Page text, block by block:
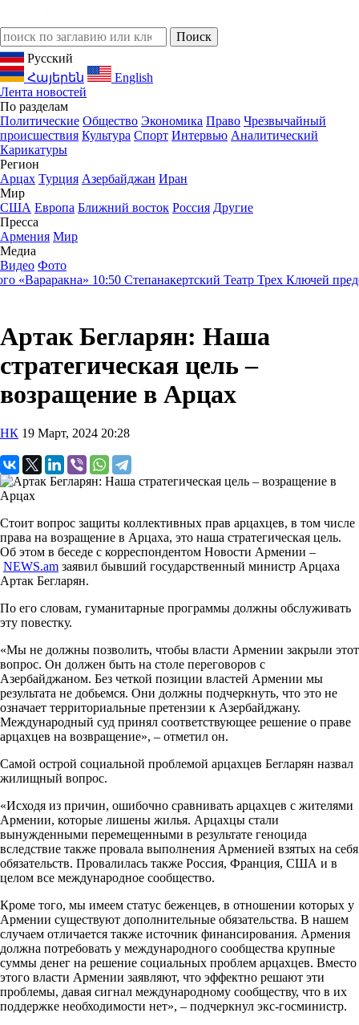
Русский
Հայերեն
English
Лента новостей
По разделам
Политические Общество Экономика Право Чрезвычайный
происшествия Культура Спорт Интервью Аналитический
Карикатуры
Регион
Арцах Турция Азербайджан Иран
Мир
США Европа Ближний восток Россия Другие
Пресса
Армения Мир
Медиа
Видео Фото
10:50Степанакертский Театр Трех Ключей
Артак Бегларян: Наша
стратегическая цель –
возращение в Арцах
НК 19 Март, 2024 20:28
Стоит вопрос защиты коллективных прав арцахцев, в том числе
права на возращение в Арцаха, это наша стратегическая цель.
Об этом в беседе с корреспондентом Новости Армении –
NEWS.am заявил бывший государственный министр Арцаха
Артак Бегларян.
По его словам, гуманитарные программы должны обслуживать
эту повестку.
«Мы не должны позволить, чтобы власти Армении закрыли этот
вопрос. Он должен быть на столе переговоров с
Азербайджаном. Без четкой позиции властей Армении мы
результата не добьемся. Они должны подчеркнуть, что это не
означает территориальные претензии к Азербайджану.
Международный суд принял соответствующее решение о праве
арцахцев на возвращение», – отметил он.
Самой острой социальной проблемой арцахцев Бегларян назвал
жилищный вопрос.
«Исходя из причин, ошибочно сравнивать арцахцев с жителями
Армении, которые лишены жилья. Арцахцы стали
вынужденными перемещенными в результате геноцида
вследствие также провала выполнения Арменией взятых на себя
обязательств. Провалилась также Россия, Франция, США и в
целом все международное сообщество.
Кроме того, мы имеем статус беженцев, в отношении которых у
Армении существуют дополнительные обязательства. В нашем
случаем отличается также источник финансирования. Армения
должна потребовать у международного сообщества крупные
суммы денег на решение социальных проблем арцахцев. Вместо
этого власти Армении заявляют, что эффектно решают эти
проблемы, давая сигнал международному сообществу, что в их
поддержке необходимости нет», – подчеркнул экс-госминистр.